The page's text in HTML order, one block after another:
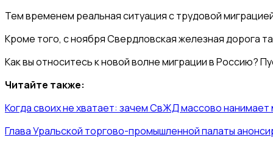
Тем временем реальная ситуация с трудовой
Кроме того, с ноября Свердловская железная дорога
Как вы относитесь к новой волне миграции в Россию?
Читайте также:
Когда своих не хватает: зачем СвЖД массово нанимает
Глава Уральской торгово-промышленной палаты